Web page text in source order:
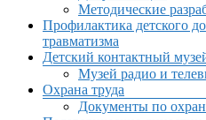
Методические
Профилактика детского
травматизма
Детский контактный
Музей радио и
Охрана труда
Документы по